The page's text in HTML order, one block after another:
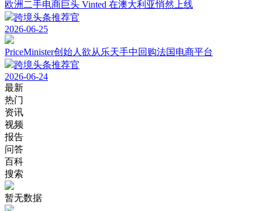
欧洲二手电商巨头 Vinted 在澳大利亚悄然上线
跨境头条推荐官
2026-06-25
PriceMinister创始人欲从乐天手中回购法国电商平台
跨境头条推荐官
2026-06-24
最新
热门
资讯
视频
报告
问答
百科
搜索
暂无数据